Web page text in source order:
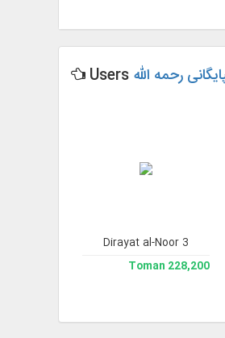
Users رحمه الله
Dirayat al-Noor 3
228,200 Toman